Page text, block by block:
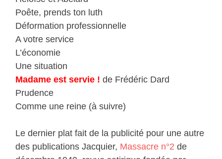
Poête, prends ton luth
Déformation professionnelle
A votre service
L’économie
Une situation
Madame est servie ! de Frédéric Dard
Prudence
Comme une reine (à suivre)
Le dernier plat fait de la publicité pour une autre
des publications Jacquier, Massacre n°2 de